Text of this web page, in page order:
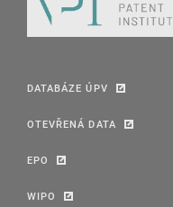
DATABÁZE ÚPV
OTEVŘENÁ DATA
EPO
WIPO